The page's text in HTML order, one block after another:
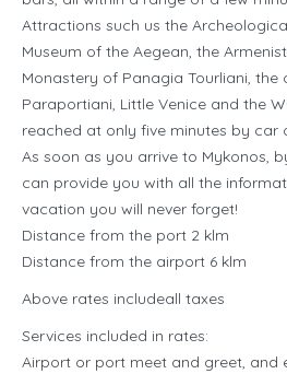
Attractions such us the
Museum of the Aegean, the
Monastery of Panagia Tourliani, the
Paraportiani, Little Venice and the
reached at only five minutes by car
As soon as you arrive to Mykonos,
can provide you with all the
vacation you will never forget!
Distance from the port 2 klm
Distance from the airport 6 klm
Above rates includeall taxes
Services included in rates:
Airport or port meet and greet, and